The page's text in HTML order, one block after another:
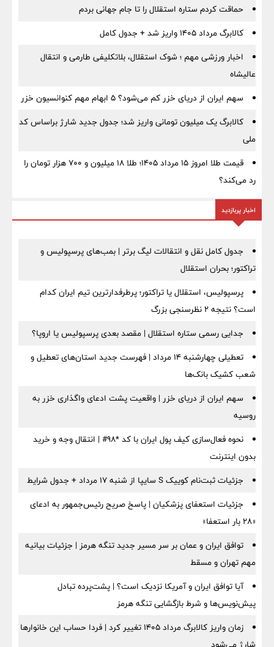
حماقت کردم ستاره استقلال را تا جام جهانی بردم
کالابرگ مرداد ۱۴۰۵ واریز شد + جدول کامل
اخبار ورزشی مهم ؛ شوک استقلال، بلاتکلیفی طارمی و انتقال
عالیشاه
سهم ایران از دریای خزر کم می‌شود؟ ۵ ابهام مهم کنوانسیون خزر
کالابرگ یک میلیون تومانی واریز شد؛ جدول جدید شارژ براساس کد
ملی
قیمت طلا امروز ۱۵ مرداد ۱۴۰۵؛ طلا ۱۸ میلیون و ۷۰۰ هزار تومان را
رد می‌کند؟
اخبار پربازدید
جدول کامل نقل و انتقالات لیگ برتر | بمب‌های پرسپولیس و
تراکتور؛ بحران استقلال
پرسپولیس، استقلال یا تراکتور؛ پرطرفدارترین تیم ایران کدام
است؟ نتیجه ۲ نظرسنجی بزرگ
جدایی رسمی ستاره استقلال | مقصد بعدی پرسپولیس یا اروپا؟
تعطیلی چهارشنبه ۱۴ مرداد | فهرست جدید استان‌های تعطیل و
شعب کشیک بانک‌ها
سهم ایران از دریای خزر | واقعیت پشت ادعای واگذاری خزر به
روسیه
نحوه فعال‌سازی کیف پول ایران با کد *98# | انتقال وجه و خرید
بدون اینترنت
جزئیات ثبت‌نام کوییک S سایپا از شنبه ۱۷ مرداد + جدول شرایط
جزئیات استعفای پزشکیان | پاسخ صریح رئیس‌جمهور به ادعای
«۲۸ بار استعفا»
توافق ایران و عمان بر سر مسیر جدید تنگه هرمز | جزئیات بیانیه
مهم تهران و مسقط
آیا توافق ایران و آمریکا نزدیک است؟ | پشت‌پرده تبادل
پیش‌نویس‌ها و شرط بازگشایی تنگه هرمز
زمان واریز کالابرگ مرداد ۱۴۰۵ تغییر کرد | فردا حساب این خانوارها